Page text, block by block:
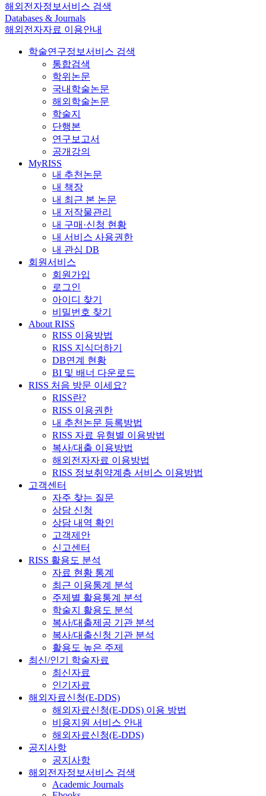
해외전자정보서비스 검색
Databases & Journals
해외전자자료 이용안내
학술연구정보서비스 검색
통합검색
학위논문
국내학술논문
해외학술논문
학술지
단행본
연구보고서
공개강의
MyRISS
내 추천논문
내 책장
내 최근 본 논문
내 저작물관리
내 구매·신청 현황
내 서비스 사용권한
내 관심 DB
회원서비스
회원가입
로그인
아이디 찾기
비밀번호 찾기
About RISS
RISS 이용방법
RISS 지식더하기
DB연계 현황
BI 및 배너 다운로드
RISS 처음 방문 이세요?
RISS란?
RISS 이용권한
내 추천논문 등록방법
RISS 자료 유형별 이용방법
복사/대출 이용방법
해외전자자료 이용방법
RISS 정보취약계층 서비스 이용방법
고객센터
자주 찾는 질문
상담 신청
상담 내역 확인
고객제안
신고센터
RISS 활용도 분석
자료 현황 통계
최근 이용통계 분석
주제별 활용통계 분석
학술지 활용도 분석
복사/대출제공 기관 분석
복사/대출신청 기관 분석
활용도 높은 주제
최신/인기 학술자료
최신자료
인기자료
해외자료신청(E-DDS)
해외자료신청(E-DDS) 이용 방법
비용지원 서비스 안내
해외자료신청(E-DDS)
공지사항
공지사항
해외전자정보서비스 검색
Academic Journals